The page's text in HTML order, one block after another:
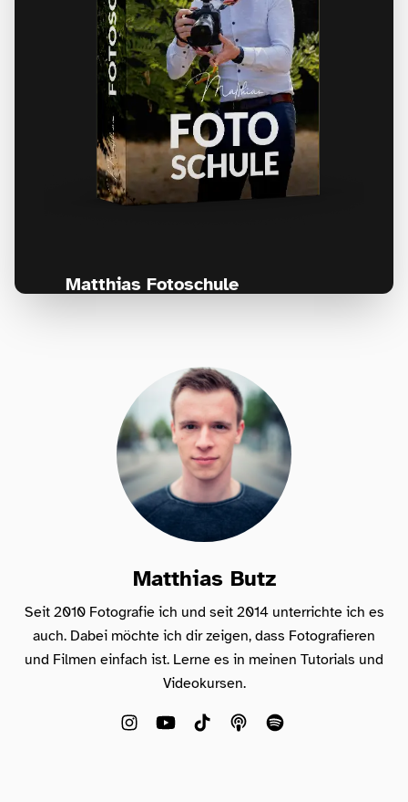
Matthias Fotoschule
Matthias Butz
Seit 2010 Fotografie ich und seit 2014 unterrichte ich es
auch. Dabei möchte ich dir zeigen, dass Fotografieren
und Filmen einfach ist. Lerne es in meinen Tutorials und
Videokursen.